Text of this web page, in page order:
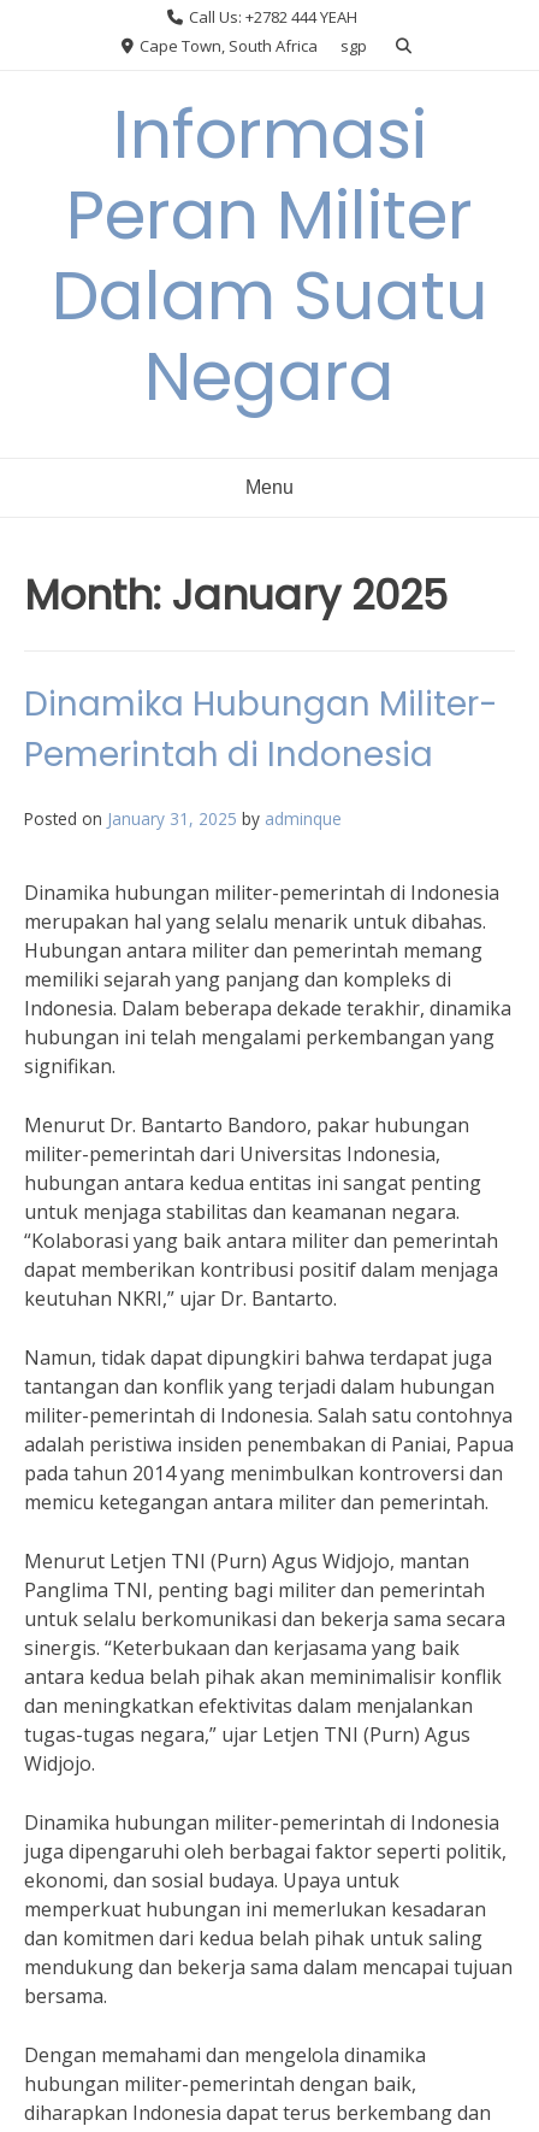
Call Us: +2782 444 YEAH
Cape Town, South Africa
sgp
Informasi
Peran Militer
Dalam Suatu
Negara
Menu
Month: January 2025
Dinamika Hubungan Militer-
Pemerintah di Indonesia
Posted on January 31, 2025 by adminque
Dinamika hubungan militer-pemerintah di Indonesia
merupakan hal yang selalu menarik untuk dibahas.
Hubungan antara militer dan pemerintah memang
memiliki sejarah yang panjang dan kompleks di
Indonesia. Dalam beberapa dekade terakhir, dinamika
hubungan ini telah mengalami perkembangan yang
signifikan.
Menurut Dr. Bantarto Bandoro, pakar hubungan
militer-pemerintah dari Universitas Indonesia,
hubungan antara kedua entitas ini sangat penting
untuk menjaga stabilitas dan keamanan negara.
“Kolaborasi yang baik antara militer dan pemerintah
dapat memberikan kontribusi positif dalam menjaga
keutuhan NKRI,” ujar Dr. Bantarto.
Namun, tidak dapat dipungkiri bahwa terdapat juga
tantangan dan konflik yang terjadi dalam hubungan
militer-pemerintah di Indonesia. Salah satu contohnya
adalah peristiwa insiden penembakan di Paniai, Papua
pada tahun 2014 yang menimbulkan kontroversi dan
memicu ketegangan antara militer dan pemerintah.
Menurut Letjen TNI (Purn) Agus Widjojo, mantan
Panglima TNI, penting bagi militer dan pemerintah
untuk selalu berkomunikasi dan bekerja sama secara
sinergis. “Keterbukaan dan kerjasama yang baik
antara kedua belah pihak akan meminimalisir konflik
dan meningkatkan efektivitas dalam menjalankan
tugas-tugas negara,” ujar Letjen TNI (Purn) Agus
Widjojo.
Dinamika hubungan militer-pemerintah di Indonesia
juga dipengaruhi oleh berbagai faktor seperti politik,
ekonomi, dan sosial budaya. Upaya untuk
memperkuat hubungan ini memerlukan kesadaran
dan komitmen dari kedua belah pihak untuk saling
mendukung dan bekerja sama dalam mencapai tujuan
bersama.
Dengan memahami dan mengelola dinamika
hubungan militer-pemerintah dengan baik,
diharapkan Indonesia dapat terus berkembang dan